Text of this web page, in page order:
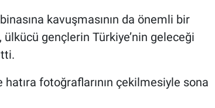
kavuşmasının da önemli bir
gençlerin Türkiye’nin geleceği
fotoğraflarının çekilmesiyle sona